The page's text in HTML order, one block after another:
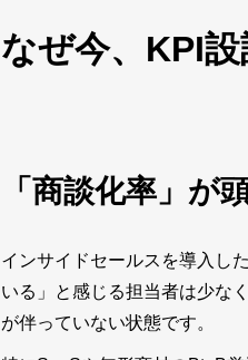
なぜ今、KPI
「商談化率」が
インサイドセールスを導入し
いる」と感じる担当者は少な
が伴っていない状態です。